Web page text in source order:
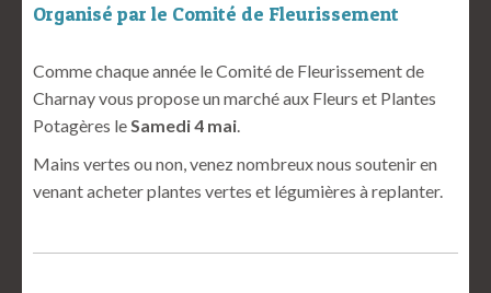
Organisé par le Comité de Fleurissement
Comme chaque année le Comité de Fleurissement de
Charnay vous propose un marché aux Fleurs et Plantes
Potagères leSamedi 4 mai.
Mains vertes ou non, venez nombreux nous soutenir en
venant acheter plantes vertes et légumières à replanter.